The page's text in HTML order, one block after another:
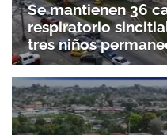
Se mantienen 36
respiratorio
tres niños